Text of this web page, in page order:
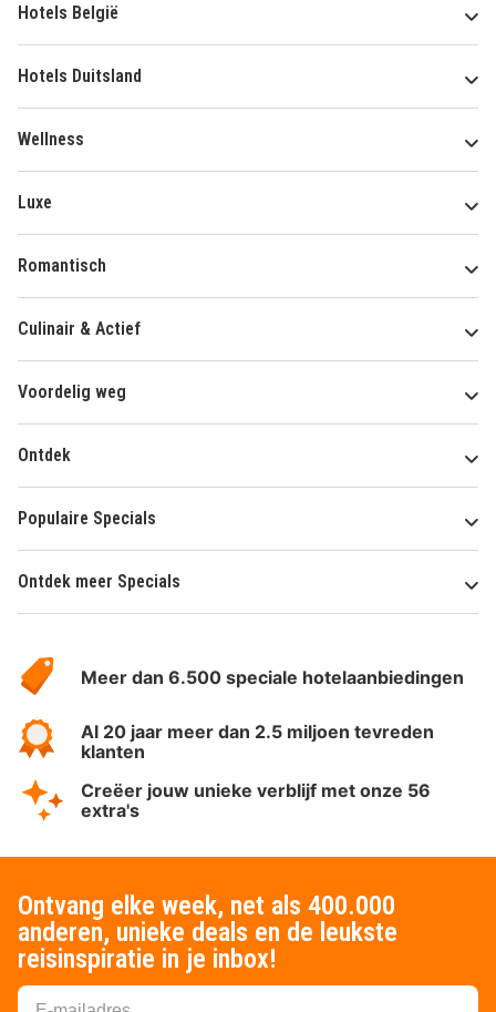
Hotels België
Hotels Duitsland
Wellness
Luxe
Romantisch
Culinair & Actief
Voordelig weg
Ontdek
Populaire Specials
Ontdek meer Specials
HotelSpecials
Meer dan 6.500 speciale hotelaanbiedingen
Al 20 jaar meer dan 2.5 miljoen tevreden
klanten
Creëer jouw unieke verblijf met onze 56
extra's
Ontvang elke week, net als 400.000
anderen, unieke deals en de leukste
reisinspiratie in je inbox!